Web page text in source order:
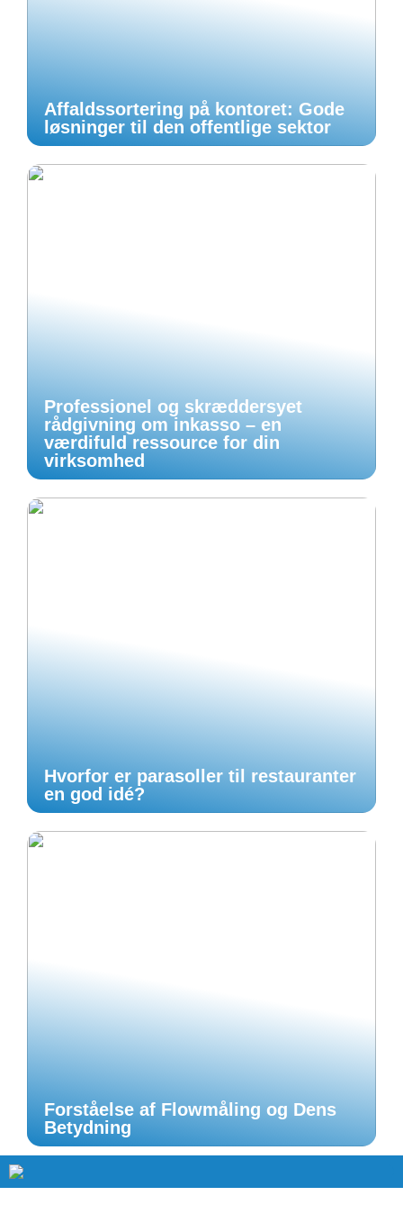
Affaldssortering på kontoret: Gode
løsninger til den offentlige sektor
Professionel og skræddersyet
rådgivning om inkasso – en
værdifuld ressource for din
virksomhed
Hvorfor er parasoller til restauranter
en god idé?
Forståelse af Flowmåling og Dens
Betydning